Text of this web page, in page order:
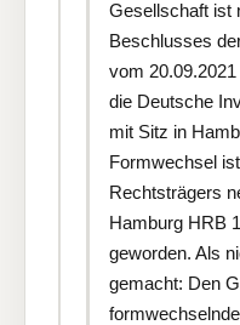
Gesellschaft ist
Beschlusses
vom
die Deutsche
mit Sitz in
Formwechsel
Rechtsträgers
Hamburg HRB
geworden. Als
gemacht: Den